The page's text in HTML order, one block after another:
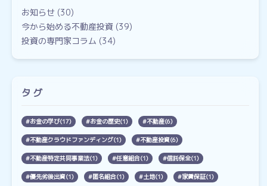
お知らせ (30)
今から始める不動産投資 (39)
投資の専門家コラム (34)
タグ
お金の学び(17) お金の歴史(1) 不動産(6)
不動産クラウドファンディング(1) 不動産投資(6)
不動産特定共同事業法(1) 任意組合(1) 信託保全(1)
優先劣後出資(1) 匿名組合(1) 土地(1) 家賃保証(1)